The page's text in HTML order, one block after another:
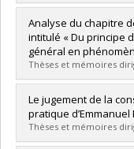
Diplômé(e) :
Cycle : Doctorat
Diplôme obtenu :
Lien vers le
Analyse du chapitre
intitulé « Du principe
général en
Thèses et mémoires
Diplômé(e) :Bota,
Cycle :Maîtrise
Diplôme obtenu :
Lien vers le
Le jugement de la
pratique d’Emmanuel
Thèses et mémoires